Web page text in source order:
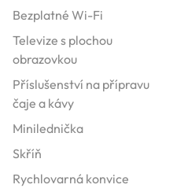
Bezplatné Wi-Fi
Televize s plochou
obrazovkou
Příslušenství na přípravu
čaje a kávy
Minilednička
Skříň
Rychlovarná konvice